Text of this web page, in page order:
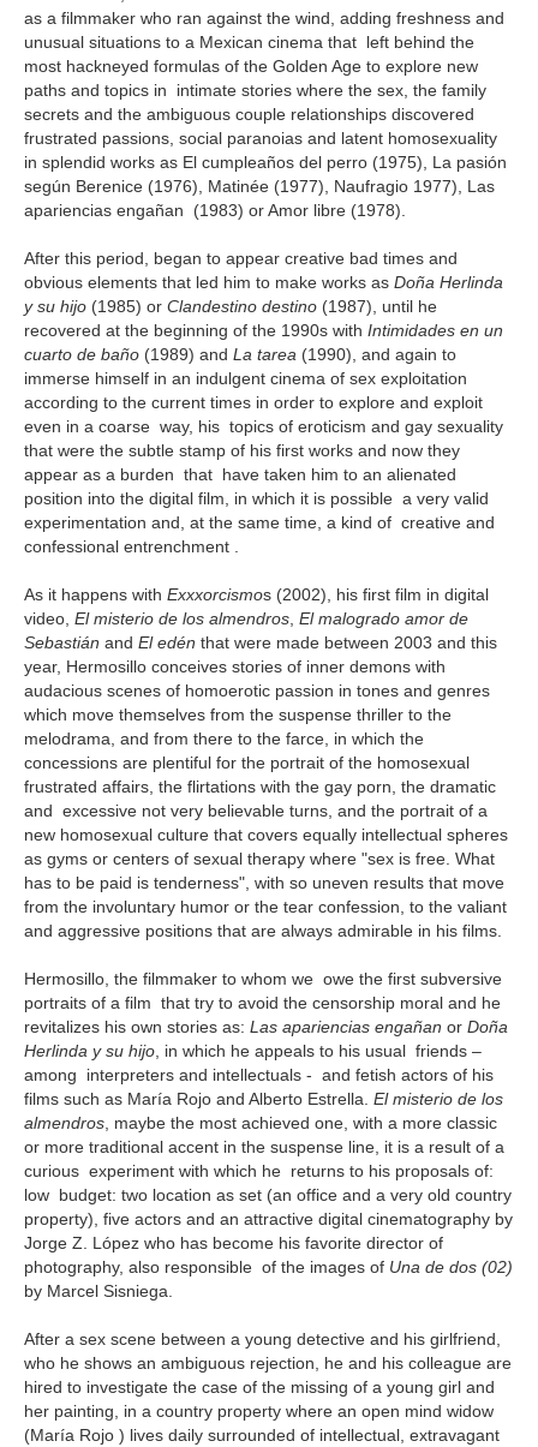
as a filmmaker who ran against the wind, adding freshness and
unusual situations to a Mexican cinema that left behind the
most hackneyed formulas of the Golden Age to explore new
paths and topics in intimate stories where the sex, the family
secrets and the ambiguous couple relationships discovered
frustrated passions, social paranoias and latent homosexuality
in splendid works as El cumpleaños del perro (1975), La pasión
según Berenice (1976), Matinée (1977), Naufragio 1977), Las
apariencias engañan (1983) or Amor libre (1978).
After this period, began to appear creative bad times and
obvious elements that led him to make works as Doña Herlinda
y su hijo (1985) or Clandestino destino (1987), until he
recovered at the beginning of the 1990s with Intimidades en un
cuarto de baño (1989) and La tarea (1990), and again to
immerse himself in an indulgent cinema of sex exploitation
according to the current times in order to explore and exploit
even in a coarse way, his topics of eroticism and gay sexuality
that were the subtle stamp of his first works and now they
appear as a burden that have taken him to an alienated
position into the digital film, in which it is possible a very valid
experimentation and, at the same time, a kind of creative and
confessional entrenchment .
As it happens with Exxxorcismos (2002), his first film in digital
video, El misterio de los almendros El malogrado amor de
Sebastián and El edén that were made between 2003 and this
year, Hermosillo conceives stories of inner demons with
audacious scenes of homoerotic passion in tones and genres
which move themselves from the suspense thriller to the
melodrama, and from there to the farce, in which the
concessions are plentiful for the portrait of the homosexual
frustrated affairs, the flirtations with the gay porn, the dramatic
and excessive not very believable turns, and the portrait of a
new homosexual culture that covers equally intellectual spheres
as gyms or centers of sexual therapy where "sex is free. What
has to be paid is tenderness", with so uneven results that move
from the involuntary humor or the tear confession, to the valiant
and aggressive positions that are always admirable in his films.
Hermosillo, the filmmaker to whom we owe the first subversive
portraits of a film that try to avoid the censorship moral and he
revitalizes his own stories as: Las apariencias engañan or Doña
Herlinda y su hijo , in which he appeals to his usual friends –
among interpreters and intellectuals - and fetish actors of his
films such as María Rojo and Alberto Estrella. El misterio de los
almendros , maybe the most achieved one, with a more classic
or more traditional accent in the suspense line, it is a result of a
curious experiment with which he returns to his proposals of:
low budget: two location as set (an office and a very old country
property), five actors and an attractive digital cinematography by
Jorge Z. López who has become his favorite director of
photography, also responsible of the images of Una de dos (02)
by Marcel Sisniega.
After a sex scene between a young detective and his girlfriend,
who he shows an ambiguous rejection, he and his colleague are
hired to investigate the case of the missing of a young girl and
her painting, in a country property where an open mind widow
(María Rojo ) lives daily surrounded of intellectual, extravagant